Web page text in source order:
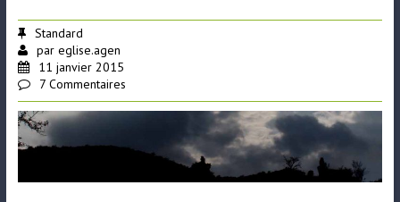
Standard
par eglise.agen
11 janvier 2015
7 Commentaires